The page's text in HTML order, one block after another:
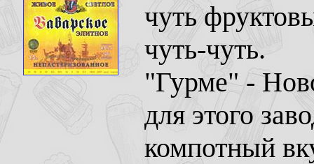
чуть
чуть-чуть.
"Гурме" -
для этого
компотный